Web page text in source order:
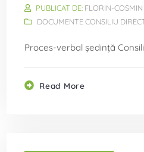
PUBLICAT DE: FLORIN-
DOCUMENTE CONSILIU
Proces-verbal ședință
Read More